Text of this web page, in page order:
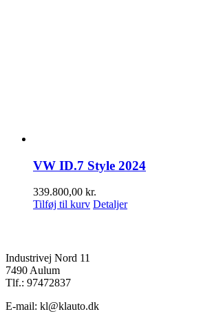
VW ID.7 Style 2024
339.800,00 kr.
Tilføj til kurv Detaljer
Industrivej Nord 11
7490 Aulum
Tlf.: 97472837
E-mail: kl@klauto.dk